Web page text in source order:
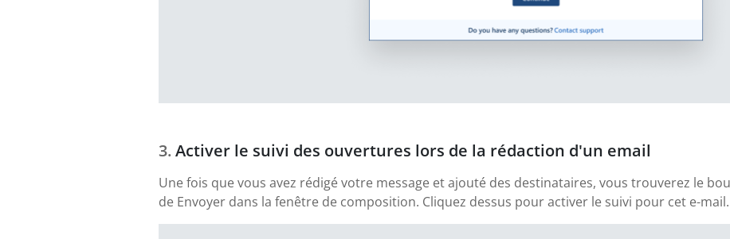
Activer le suivi des ouvertures lors de la rédaction d'un email
Une fois que vous avez rédigé votre message et ajouté des destinataires, vous trouverez le
de Envoyer dans la fenêtre de composition. Cliquez dessus pour activer le suivi pour cet e-mail.